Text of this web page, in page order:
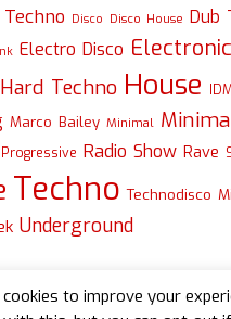
Disco Disco House Dub
Electro Disco Electronic
Hard Techno House
Marco Bailey Minimal
Progressive Radio Show Rave
Techno Technodisco
Underground
to improve your